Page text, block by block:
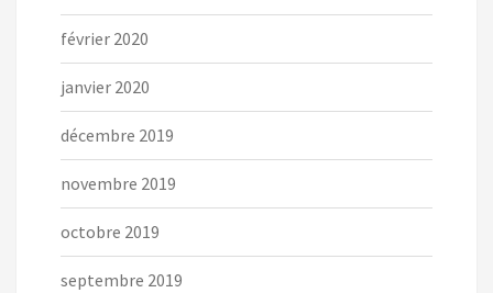
février 2020
janvier 2020
décembre 2019
novembre 2019
octobre 2019
septembre 2019